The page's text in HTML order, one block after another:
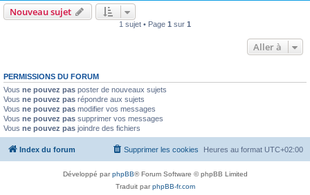
Nouveau sujet
1 sujet • Page 1 sur 1
Aller à
PERMISSIONS DU FORUM
Vous ne pouvez pas poster de nouveaux sujets
Vous ne pouvez pas répondre aux sujets
Vous ne pouvez pas modifier vos messages
Vous ne pouvez pas supprimer vos messages
Vous ne pouvez pas joindre des fichiers
Index du forum Heures au format UTC+02:00
Supprimer les cookies
Développé parphpBB® Forum Software © phpBB Limited
Traduit parphpBB-fr.com